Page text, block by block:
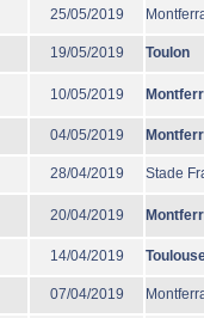
25/05/2019
19/05/2019 Toulon
10/05/2019
04/05/2019
28/04/2019 Stade
20/04/2019
14/04/2019
07/04/2019